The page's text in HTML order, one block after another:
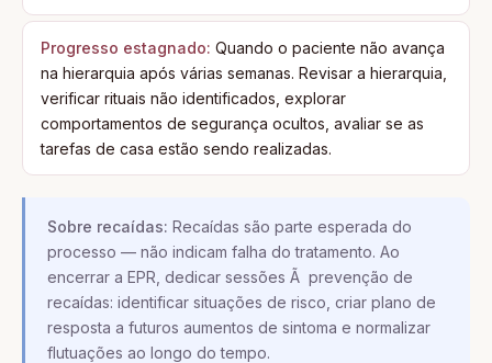
Progresso estagnado: Quando o paciente não avança
na hierarquia após várias semanas. Revisar a hierarquia,
verificar rituais não identificados, explorar
comportamentos de segurança ocultos, avaliar se as
tarefas de casa estão sendo realizadas.
Sobre recaídas: Recaídas são parte esperada do
processo — não indicam falha do tratamento. Ao
encerrar a EPR, dedicar sessões Ã prevenção de
recaídas: identificar situações de risco, criar plano de
resposta a futuros aumentos de sintoma e normalizar
flutuações ao longo do tempo.